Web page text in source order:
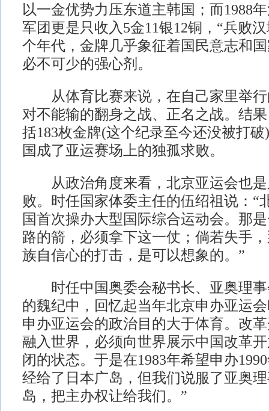
以一金优势力压东道主韩国；而1988
军团更是只收入5金11银12铜，“兵败
个年代，金牌几乎象征着国民意志和
必不可少的强心剂。
从体育比赛来说，在自己家里举行
对不能输的翻身之战、正名之战。结
括183枚金牌(这个纪录至今还没被打
国成了亚运赛场上的独孤求败。
从政治角度来看，北京亚运会也是
败。时任国家体委主任的伍绍祖说：“
国首次操办大型国际综合运动会。那
路的箭，必须拿下这一仗；倘若失手
族自信心的打击，是可以想象的。”
时任中国奥委会秘书长、亚奥理事
的魏纪中，回忆起当年北京申办亚运
申办亚运会的政治目的大于体育。改
融入世界，必须向世界展示中国改革
闭的状态。于是在1983年希望申办
经给了日本广岛，但我们说服了亚奥
岛，把主办权让给我们。”